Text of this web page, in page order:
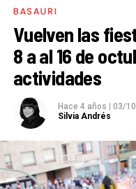
Basauri.:
SAN FAUSTO 2023
BASAURI
7 octubre – 15 octubre
BASAURI
Vuelven las
8 a al 16 de
actividades
Hace 4 años
03/
Silvia Andrés